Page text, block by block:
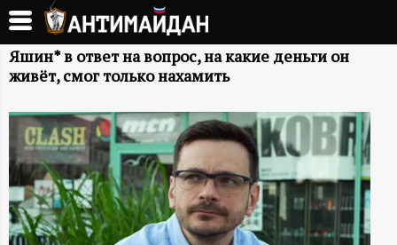
Перейти
основному
содержанию
А
Т
И
М
Яшин* в ответ на вопрос, на какие деньги он
живёт, смог только нахамить